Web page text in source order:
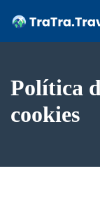
Política
cookies